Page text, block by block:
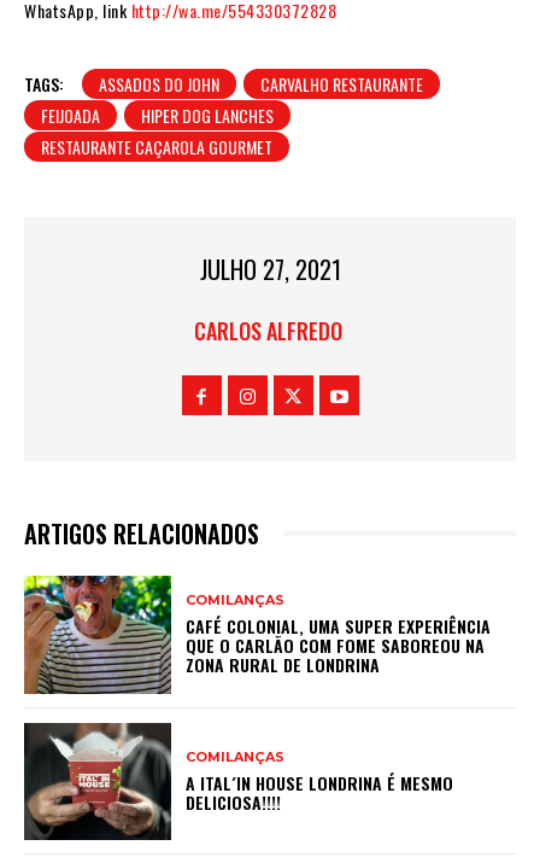
WhatsApp, link http://wa.me/554330372828
TAGS: ASSADOS DO JOHN
CARVALHO RESTAURANTE
FEIJOADA
HIPER DOG LANCHES
RESTAURANTE CAÇAROLA GOURMET
JULHO 27, 2021
CARLOS ALFREDO
ARTIGOS RELACIONADOS
COMILANÇAS
CAFÉ COLONIAL, UMA SUPER EXPERIÊNCIA
QUE O CARLÃO COM FOME SABOREOU NA
ZONA RURAL DE LONDRINA
COMILANÇAS
A ITAL´IN HOUSE LONDRINA É MESMO
DELICIOSA!!!!